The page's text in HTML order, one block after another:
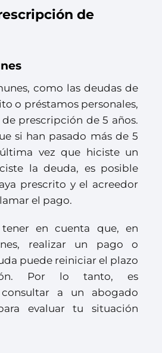
de
como las deudas de
o préstamos personales,
prescripción de 5 años.
si han pasado más de 5
vez que hiciste un
la deuda, es posible
prescrito y el acreedor
el pago.
en cuenta que, en
realizar un pago o
puede reiniciar el plazo
Por lo tanto, es
consultar a un abogado
evaluar tu situación